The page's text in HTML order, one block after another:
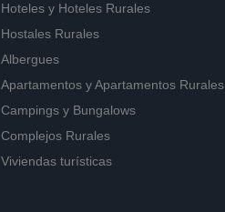
Hoteles y Hoteles Rurales
Hostales Rurales
Albergues
Apartamentos yApartamentos Rurales
Campings y Bungalows
Complejos Rurales
Viviendas turísticas